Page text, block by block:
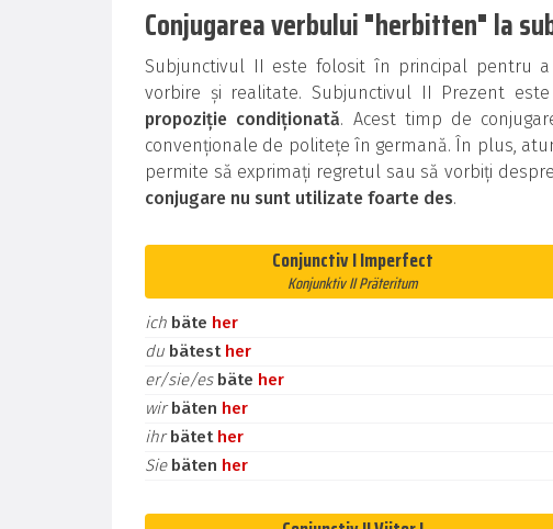
Conjugarea verbului "herbitten" la
Subjunctivul II este folosit în principal pentru a
vorbire și realitate. Subjunctivul II Prezent
propoziție condiționată. Acest timp de
convenționale de politețe în germană. În plus,
permite să exprimați regretul sau să vorbiți
conjugare nu sunt utilizate foarte des.
Conjunctiv I Imperfect
Konjunktiv II Präteritum
ich bäte her
du bätest her
er/sie/es bäte her
wirbäten her
ihrbätet her
Sie bäten her